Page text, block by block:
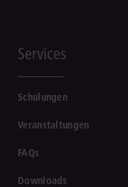
Services
Schulungen
Veranstaltungen
FAQs
Downloads